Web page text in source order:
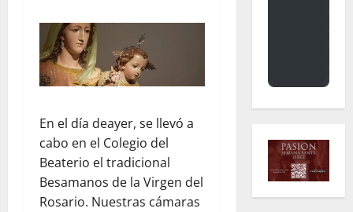
En el día deayer, se llevó a
cabo en el Colegio del
Beaterio el tradicional
Besamanos de la Virgen del
Rosario. Nuestras cámaras